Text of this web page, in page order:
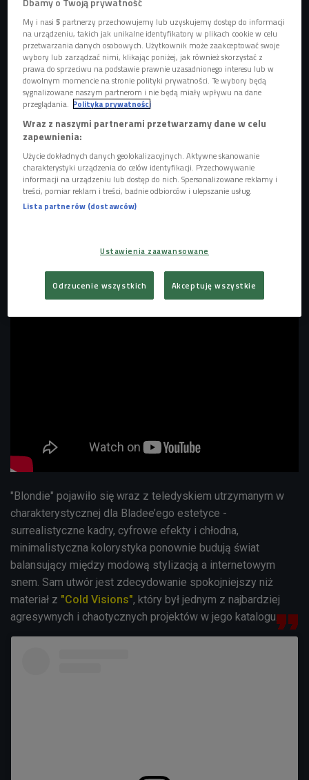
Bladee Foto: Brandon Nagy/Shutterstock/East News
Singiel"Blondie"zapowiada nadchodzący album
Bladee'ego "Sulfur Surfer", który ma się ukazać już 20
maja i będzie pierwszym pełnoprawnym projektem artysty
od czasu"Cold Visions"z 2024 roku. Brzmienie nowego
Whitearmora, która od dawna definiuje estetykę
Bladee’ego, ale tutaj jest jeszcze bardziej oszczędna niż
zwykle. Warstwy dźwiękowe nie dominują, tylko unoszą się
w tle, tworząc wrażenie lekkiego dryfowania. Całość jest
bardziej minimalistyczna niż jego bardziej intensywne
"Blondie" pojawiło się wraz z teledyskiem utrzymanym w
charakterystycznej dla Bladee’ego estetyce -
surrealistyczne kadry, cyfrowe efekty i chłodna,
minimalistyczna kolorystyka ponownie budują świat
balansujący między modową stylizacją a internetowym
snem. Sam utwór jest zdecydowanie spokojniejszy niż
materiał z "Cold Visions", który był jednym z najbardziej
agresywnych i chaotycznych projektów w jego katalogu.
My i nasi5 partnerzy przechowujemy lub uzyskujemy dostęp do informacji
na urządzeniu, takich jak unikalne identyfikatory w plikach cookie w celu
przetwarzania danych osobowych. Użytkownik może zaakceptować swoje
wybory lub zarządzać nimi, klikając poniżej, jak również skorzystać z
prawa do sprzeciwu na podstawie prawnie uzasadnionego interesu lub w
dowolnym momencie na stronie polityki prywatności. Te wybory będą
sygnalizowane naszym partnerom i nie będą miały wpływu na dane
przeglądania. Polityka prywatności
Wraz z naszymi partnerami przetwarzamy dane w celu
zapewnienia:
Użycie dokładnych danych geolokalizacyjnych. Aktywne skanowanie
charakterystyki urządzenia do celów identyfikacji. Przechowywanie
informacji na urządzeniu lub dostęp do nich. Spersonalizowane reklamy i
treści, pomiar reklam i treści, badnie odbiorców i ulepszanie usług.
Lista partnerów (dostawców)
Ustawienia zaawansowane
Odrzucenie wszystkich Akceptuję wszystkie